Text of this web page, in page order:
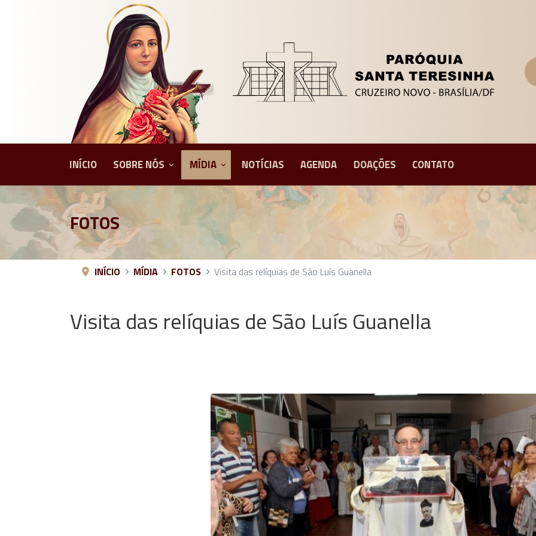
INÍCIO SOBRE NÓS MÍDIA NOTÍCIAS AGENDA DOAÇÕES CONTATO
FOTOS
INÍCIO MÍDIA FOTOS Visita das relíquias de São Luís Guanella
Visita das relíquias de São Luís Guanella